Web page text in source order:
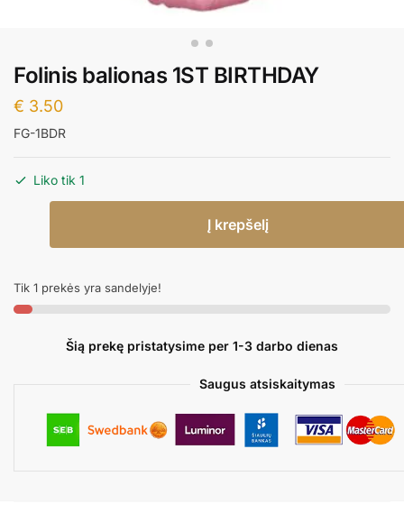
Folinis balionas 1ST BIRTHDAY
€ 3.50
FG-1BDR
Liko tik 1
1ST
BIRTHDAY
Į krepšelį
Tik 1 prekės yra sandelyje!
Šią prekę pristatysime per 1-3 darbo dienas
Saugus atsiskaitymas